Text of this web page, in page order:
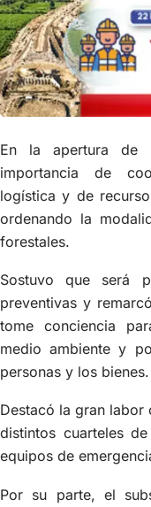
En la apertura de
importancia de
logística y de
ordenando la
forestales.
Sostuvo que será
preventivas y
tome conciencia
medio ambiente y
personas y los bienes.
Destacó la gran labor
distintos cuarteles
equipos de
Por su parte, el